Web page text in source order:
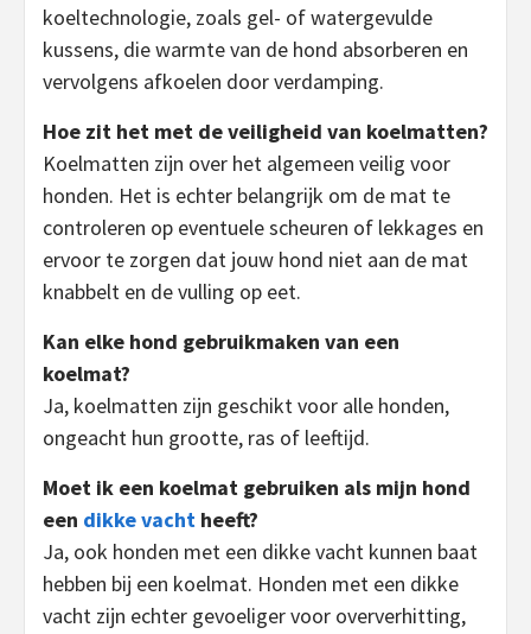
koeltechnologie, zoals gel- of watergevulde
kussens, die warmte van de hond absorberen en
vervolgens afkoelen door verdamping.
Hoe zit het met de veiligheid van koelmatten?
Koelmatten zijn over het algemeen veilig voor
honden. Het is echter belangrijk om de mat te
controleren op eventuele scheuren of lekkages en
ervoor te zorgen dat jouw hond niet aan de mat
knabbelt en de vulling op eet.
Kan elke hond gebruikmaken van een
koelmat?
Ja, koelmatten zijn geschikt voor alle honden,
ongeacht hun grootte, ras of leeftijd.
Moet ik een koelmat gebruiken als mijn hond
een dikke vacht heeft?
Ja, ook honden met een dikke vacht kunnen baat
hebben bij een koelmat. Honden met een dikke
vacht zijn echter gevoeliger voor oververhitting,